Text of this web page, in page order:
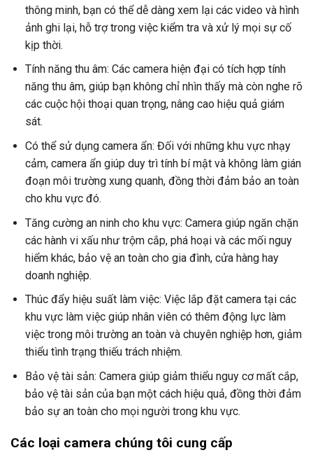
thông minh, bạn có thể dễ dàng xem lại các video và hình
ảnh ghi lại, hỗ trợ trong việc kiểm tra và xử lý mọi sự cố
kịp thời.
Tính năng thu âm: Các camera hiện đại có tích hợp tính
năng thu âm, giúp bạn không chỉ nhìn thấy mà còn nghe rõ
các cuộc hội thoại quan trọng, nâng cao hiệu quả giám
sát.
Có thể sử dụng camera ẩn: Đối với những khu vực nhạy
cảm, camera ẩn giúp duy trì tính bí mật và không làm gián
đoạn môi trường xung quanh, đồng thời đảm bảo an toàn
cho khu vực đó.
Tăng cường an ninh cho khu vực: Camera giúp ngăn chặn
các hành vi xấu như trộm cắp, phá hoại và các mối nguy
hiểm khác, bảo vệ an toàn cho gia đình, cửa hàng hay
doanh nghiệp.
Thúc đẩy hiệu suất làm việc: Việc lắp đặt camera tại các
khu vực làm việc giúp nhân viên có thêm động lực làm
việc trong môi trường an toàn và chuyên nghiệp hơn, giảm
thiểu tình trạng thiếu trách nhiệm.
Bảo vệ tài sản: Camera giúp giảm thiểu nguy cơ mất cắp,
bảo vệ tài sản của bạn một cách hiệu quả, đồng thời đảm
bảo sự an toàn cho mọi người trong khu vực.
Các loại camera chúng tôi cung cấp